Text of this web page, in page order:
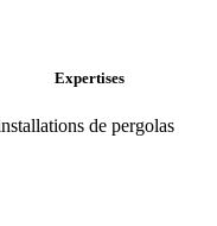
Expertises
de pergolas